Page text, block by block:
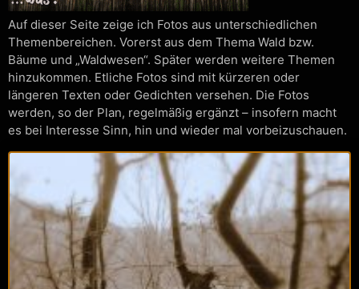
Auf dieser Seite zeige ich Fotos aus unterschiedlichen
Themenbereichen. Vorerst aus dem Thema Wald bzw.
Bäume und „Waldwesen“. Später werden weitere Themen
hinzukommen. Etliche Fotos sind mit kürzeren oder
längeren Texten oder Gedichten versehen. Die Fotos
werden, so der Plan, regelmäßig ergänzt – insofern macht
es bei Interesse Sinn, hin und wieder mal vorbeizuschauen.